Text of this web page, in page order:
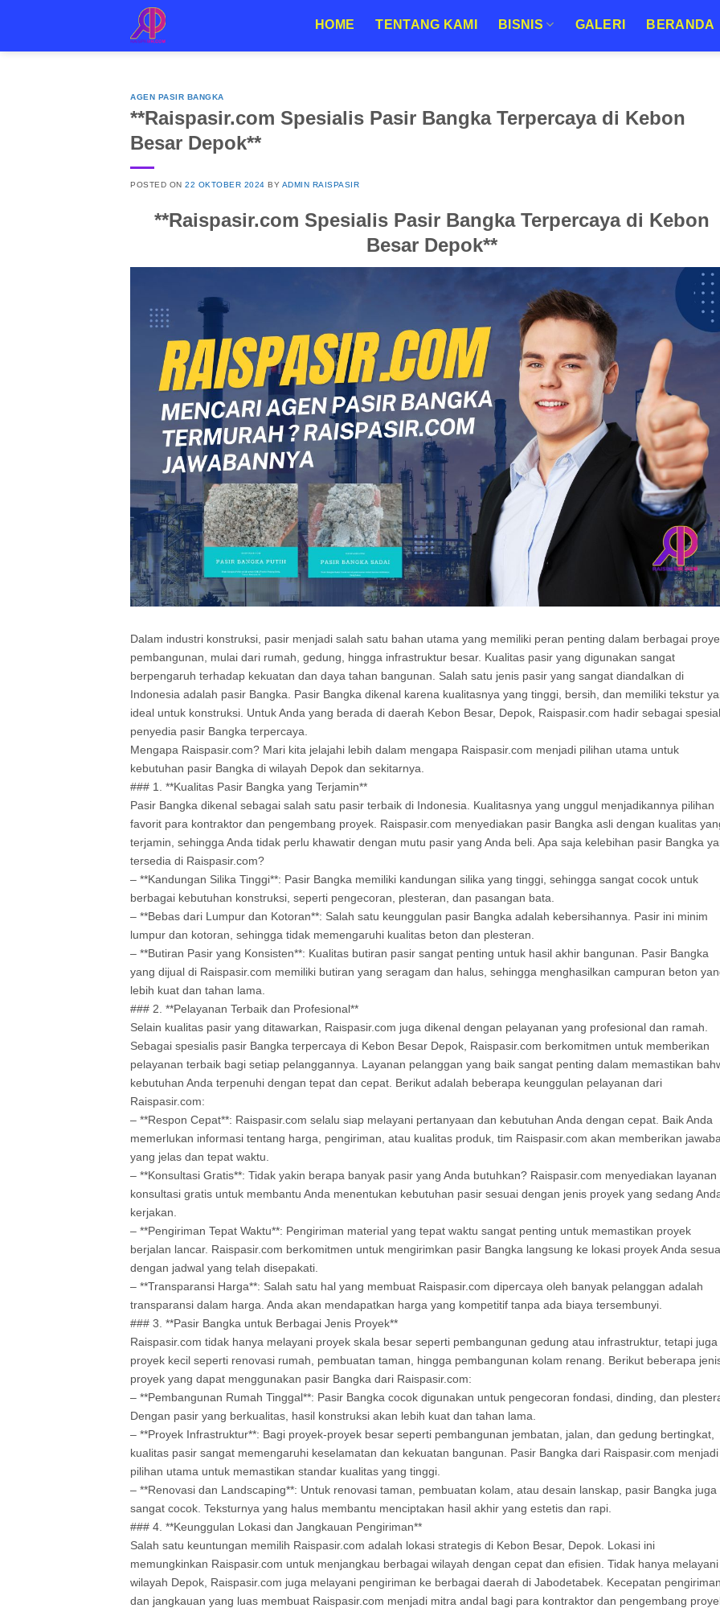
HOME TENTANG KAMI BISNIS GALERI BERANDA
AGEN PASIR BANGKA
**Raispasir.com Spesialis Pasir Bangka Terpercaya di Kebon
Besar Depok**
POSTED ON22 OKTOBER 2024 BY ADMIN RAISPASIR
**Raispasir.com Spesialis Pasir Bangka Terpercaya di Kebon
Besar Depok**
Dalam industri konstruksi, pasir menjadi salah satu bahan utama yang memiliki peran penting dalam berbagai
pembangunan, mulai dari rumah, gedung, hingga infrastruktur besar. Kualitas pasir yang digunakan sangat
berpengaruh terhadap kekuatan dan daya tahan bangunan. Salah satu jenis pasir yang sangat diandalkan di
Indonesia adalah pasir Bangka. Pasir Bangka dikenal karena kualitasnya yang tinggi, bersih, dan memiliki tekstur
ideal untuk konstruksi. Untuk Anda yang berada di daerah Kebon Besar, Depok, Raispasir.com hadir sebagai
penyedia pasir Bangka terpercaya.
Mengapa Raispasir.com? Mari kita jelajahi lebih dalam mengapa Raispasir.com menjadi pilihan utama untuk
kebutuhan pasir Bangka di wilayah Depok dan sekitarnya.
### 1. **Kualitas Pasir Bangka yang Terjamin**
Pasir Bangka dikenal sebagai salah satu pasir terbaik di Indonesia. Kualitasnya yang unggul menjadikannya pilihan
favorit para kontraktor dan pengembang proyek. Raispasir.com menyediakan pasir Bangka asli dengan kualitas
terjamin, sehingga Anda tidak perlu khawatir dengan mutu pasir yang Anda beli. Apa saja kelebihan pasir Bangka
tersedia di Raispasir.com?
– **Kandungan Silika Tinggi**: Pasir Bangka memiliki kandungan silika yang tinggi, sehingga sangat cocok untuk
berbagai kebutuhan konstruksi, seperti pengecoran, plesteran, dan pasangan bata.
– **Bebas dari Lumpur dan Kotoran**: Salah satu keunggulan pasir Bangka adalah kebersihannya. Pasir ini minim
lumpur dan kotoran, sehingga tidak memengaruhi kualitas beton dan plesteran.
– **Butiran Pasir yang Konsisten**: Kualitas butiran pasir sangat penting untuk hasil akhir bangunan. Pasir Bangka
yang dijual di Raispasir.com memiliki butiran yang seragam dan halus, sehingga menghasilkan campuran beton
lebih kuat dan tahan lama.
### 2. **Pelayanan Terbaik dan Profesional**
Selain kualitas pasir yang ditawarkan, Raispasir.com juga dikenal dengan pelayanan yang profesional dan ramah.
Sebagai spesialis pasir Bangka terpercaya di Kebon Besar Depok, Raispasir.com berkomitmen untuk memberikan
pelayanan terbaik bagi setiap pelanggannya. Layanan pelanggan yang baik sangat penting dalam memastikan
kebutuhan Anda terpenuhi dengan tepat dan cepat. Berikut adalah beberapa keunggulan pelayanan dari
Raispasir.com:
– **Respon Cepat**: Raispasir.com selalu siap melayani pertanyaan dan kebutuhan Anda dengan cepat. Baik Anda
memerlukan informasi tentang harga, pengiriman, atau kualitas produk, tim Raispasir.com akan memberikan
yang jelas dan tepat waktu.
– **Konsultasi Gratis**: Tidak yakin berapa banyak pasir yang Anda butuhkan? Raispasir.com menyediakan layanan
konsultasi gratis untuk membantu Anda menentukan kebutuhan pasir sesuai dengan jenis proyek yang sedang
kerjakan.
– **Pengiriman Tepat Waktu**: Pengiriman material yang tepat waktu sangat penting untuk memastikan proyek
berjalan lancar. Raispasir.com berkomitmen untuk mengirimkan pasir Bangka langsung ke lokasi proyek Anda
dengan jadwal yang telah disepakati.
– **Transparansi Harga**: Salah satu hal yang membuat Raispasir.com dipercaya oleh banyak pelanggan adalah
transparansi dalam harga. Anda akan mendapatkan harga yang kompetitif tanpa ada biaya tersembunyi.
### 3. **Pasir Bangka untuk Berbagai Jenis Proyek**
Raispasir.com tidak hanya melayani proyek skala besar seperti pembangunan gedung atau infrastruktur, tetapi juga
proyek kecil seperti renovasi rumah, pembuatan taman, hingga pembangunan kolam renang. Berikut beberapa
proyek yang dapat menggunakan pasir Bangka dari Raispasir.com:
– **Pembangunan Rumah Tinggal**: Pasir Bangka cocok digunakan untuk pengecoran fondasi, dinding, dan
Dengan pasir yang berkualitas, hasil konstruksi akan lebih kuat dan tahan lama.
– **Proyek Infrastruktur**: Bagi proyek-proyek besar seperti pembangunan jembatan, jalan, dan gedung bertingkat,
kualitas pasir sangat memengaruhi keselamatan dan kekuatan bangunan. Pasir Bangka dari Raispasir.com menjadi
pilihan utama untuk memastikan standar kualitas yang tinggi.
– **Renovasi dan Landscaping**: Untuk renovasi taman, pembuatan kolam, atau desain lanskap, pasir Bangka juga
sangat cocok. Teksturnya yang halus membantu menciptakan hasil akhir yang estetis dan rapi.
### 4. **Keunggulan Lokasi dan Jangkauan Pengiriman**
Salah satu keuntungan memilih Raispasir.com adalah lokasi strategis di Kebon Besar, Depok. Lokasi ini
memungkinkan Raispasir.com untuk menjangkau berbagai wilayah dengan cepat dan efisien. Tidak hanya melayani
wilayah Depok, Raispasir.com juga melayani pengiriman ke berbagai daerah di Jabodetabek. Kecepatan pengiriman
dan jangkauan yang luas membuat Raispasir.com menjadi mitra andal bagi para kontraktor dan pengembang